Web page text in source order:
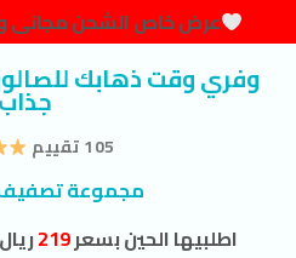
عرض خاص الشحن مجانى و
وفري وقت ذهابك
105 تقييم
مجموعة تصفيف
اطلبيها الحين بسعر219